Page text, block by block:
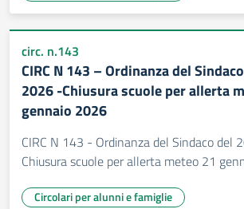
circ. n.143
CIRC N 143 – Ordinanza del
2026 -Chiusura scuole per allerta
gennaio 2026
CIRC N 143 - Ordinanza del Sindaco
Chiusura scuole per allerta meteo 21
Circolari per alunni e famiglie